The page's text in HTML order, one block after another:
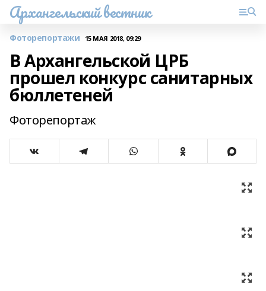
Архангельский вестник
Фоторепортажи 15 МАЯ 2018, 09:29
В Архангельской ЦРБ
прошел конкурс санитарных
бюллетеней
Фоторепортаж